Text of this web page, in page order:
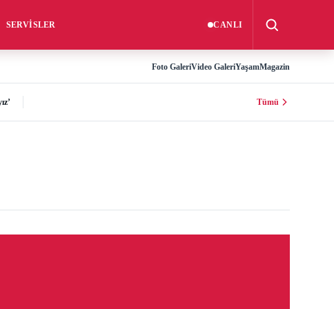
SERVISLER CANLI
Aramayı aç
Foto GaleriVideo GaleriYaşamMagazin
Tümü